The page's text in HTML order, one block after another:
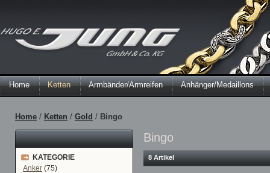
Home Ketten Armbänder/Armreifen Anhänger/Medaillons
Home / Ketten / Gold / Bingo
Bingo
8 Artikel
KATEGORIE
Anker (75)